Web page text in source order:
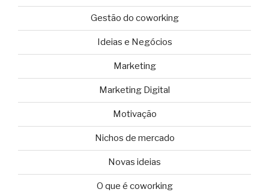
Gestão do coworking
Ideias e Negócios
Marketing
Marketing Digital
Motivação
Nichos de mercado
Novas ideias
O que é coworking